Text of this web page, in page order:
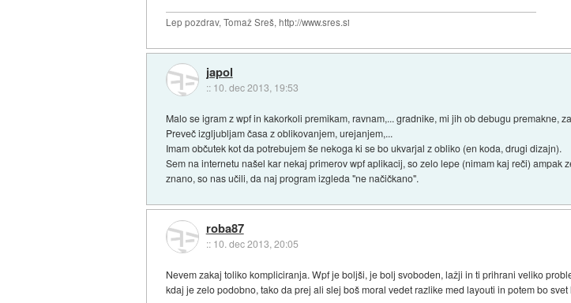
Lep pozdrav, Tomaž Sreš, http://www.sres.si
japol
:: 10. dec 2013, 19:53
Malo se igram z wpf in kakorkoli premikam, ravnam,... gradnike, mi jih ob debugu premakne,
Preveč izgljubljam časa z oblikovanjem, urejanjem,...
Imam občutek kot da potrebujem še nekoga ki se bo ukvarjal z obliko (en koda, drugi dizajn).
Sem na internetu našel kar nekaj primerov wpf aplikacij, so zelo lepe (nimam kaj reči)
znano, so nas učili, da naj program izgleda "ne načičkano".
roba87
:: 10. dec 2013, 20:05
Nevem zakaj toliko kompliciranja. Wpf je boljši, je bolj svoboden, lažji in ti prihrani veliko
kdaj je zelo podobno, tako da prej ali slej boš moral vedet razlike med layouti in potem bo svet